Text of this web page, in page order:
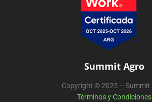
Summit Agro
Copyright © 2025 – Summit
Términos y Condiciones